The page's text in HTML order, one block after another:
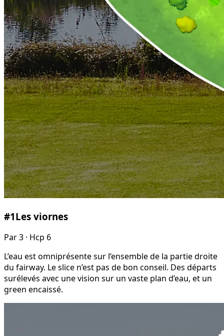
#1Les viornes
Par3 · Hcp 6
L’eau est omniprésente sur l’ensemble de la partie droite
du fairway. Le slice n’est pas de bon conseil. Des départs
surélevés avec une vision sur un vaste plan d’eau, et un
green encaissé.